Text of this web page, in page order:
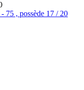
75 , possède 17 / 20